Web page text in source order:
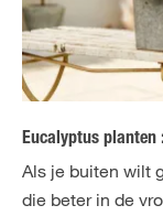
Eucalyptus planten
Als je buiten wilt
die beter in de